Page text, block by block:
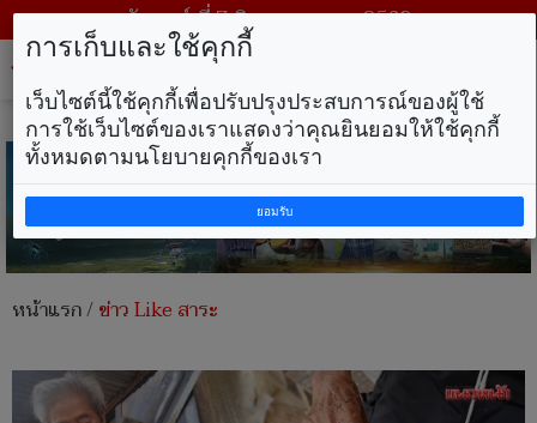
วันศุกร์ ที่ 7 สิงหาคม พ.ศ. 2569
หน้าแรก/ข่าว Like สาระ
การเก็บและใช้คุกกี้
เว็บไซต์นี้ใช้คุกกี้เพื่อปรับปรุงประสบการณ์ของผู้ใช้
การใช้เว็บไซต์ของเราแสดงว่าคุณยินยอมให้ใช้คุกกี้
ทั้งหมดตามนโยบายคุกกี้ของเรา
ยอมรับ